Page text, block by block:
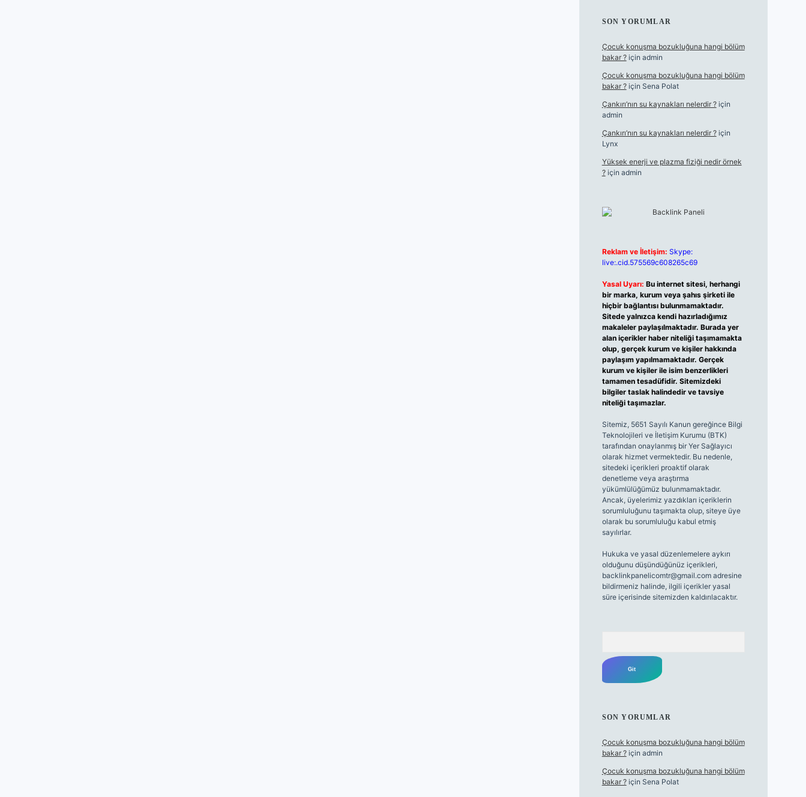
SON YORUMLAR
Çocuk konuşma bozukluğuna hangi bölüm
bakar ?için admin
Çocuk konuşma bozukluğuna hangi bölüm
bakar ?için Sena Polat
Çankırı’nın su kaynakları nelerdir ?için
admin
Çankırı’nın su kaynakları nelerdir ?için
Lynx
Yüksek enerji ve plazma fiziği nedir örnek
?için admin
Reklam ve İletişim: Skype:
live:.cid.575569c608265c69
Yasal Uyarı: Bu internet sitesi, herhangi
bir marka, kurum veya şahıs şirketi ile
hiçbir bağlantısı bulunmamaktadır.
Sitede yalnızca kendi hazırladığımız
makaleler paylaşılmaktadır. Burada yer
alan içerikler haber niteliği taşımamakta
olup, gerçek kurum ve kişiler hakkında
paylaşım yapılmamaktadır. Gerçek
kurum ve kişiler ile isim benzerlikleri
tamamen tesadüfidir. Sitemizdeki
bilgiler taslak halindedir ve tavsiye
niteliği taşımazlar.
Sitemiz, 5651 Sayılı Kanun gereğince Bilgi
Teknolojileri ve İletişim Kurumu (BTK)
tarafından onaylanmış bir Yer Sağlayıcı
olarak hizmet vermektedir. Bu nedenle,
sitedeki içerikleri proaktif olarak
denetleme veya araştırma
yükümlülüğümüz bulunmamaktadır.
Ancak, üyelerimiz yazdıkları içeriklerin
sorumluluğunu taşımakta olup, siteye üye
olarak bu sorumluluğu kabul etmiş
sayılırlar.
Hukuka ve yasal düzenlemelere aykırı
olduğunu düşündüğünüz içerikleri,
backlinkpanelicomtr@gmail.comadresine
bildirmeniz halinde, ilgili içerikler yasal
süre içerisinde sitemizden kaldırılacaktır.
SON YORUMLAR
Çocuk konuşma bozukluğuna hangi bölüm
bakar ?için admin
Çocuk konuşma bozukluğuna hangi bölüm
bakar ?için Sena Polat